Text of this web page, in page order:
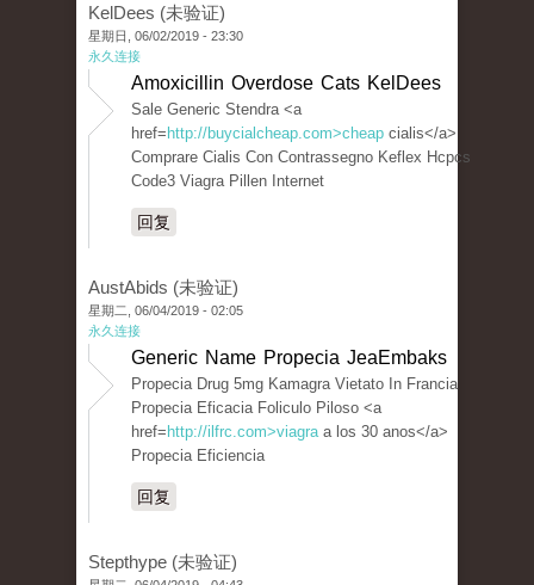
KelDees (未验证)
星期日, 06/02/2019 - 23:30
永久连接
Amoxicillin Overdose Cats KelDees
Sale Generic Stendra <a
href= http://buycialcheap.com>cheap cialis</a>
Comprare Cialis Con Contrassegno Keflex Hcpcs
Code3 Viagra Pillen Internet
回复
AustAbids (未验证)
星期二, 06/04/2019 - 02:05
永久连接
Generic Name Propecia JeaEmbaks
Propecia Drug 5mg Kamagra Vietato In Francia
Propecia Eficacia Foliculo Piloso <a
href= http://ilfrc.com>viagraa los 30 anos</a>
Propecia Eficiencia
回复
Stepthype (未验证)